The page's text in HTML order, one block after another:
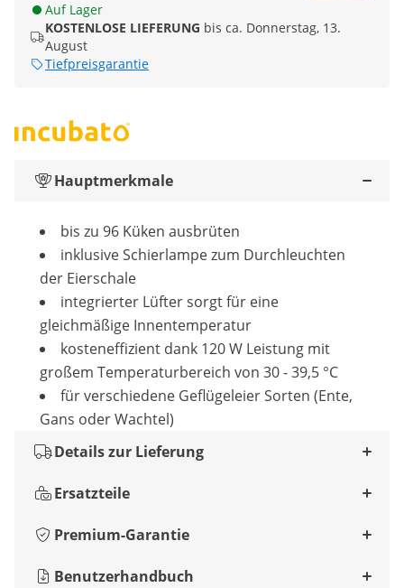
Auf Lager
KOSTENLOSE LIEFERUNG bis ca. Donnerstag, 13.
August
Tiefpreisgarantie
Hauptmerkmale
bis zu 96 Küken ausbrüten
inklusive Schierlampe zum Durchleuchten
der Eierschale
integrierter Lüfter sorgt für eine
gleichmäßige Innentemperatur
kosteneffizient dank 120 W Leistung mit
großem Temperaturbereich von 30 - 39,5 °C
für verschiedene Geflügeleier Sorten (Ente,
Gans oder Wachtel)
Details zur Lieferung
Ersatzteile
Premium-Garantie
Benutzerhandbuch